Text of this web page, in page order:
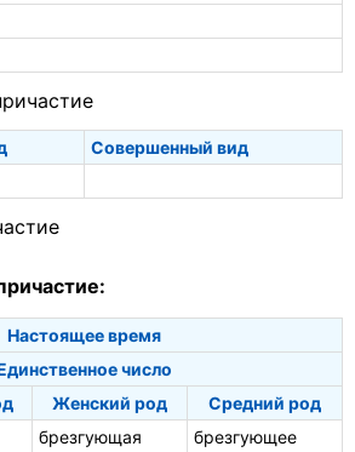
Совершенный вид
Настоящее время
число
Женский род
Средний род
брезгующая
брезгующее